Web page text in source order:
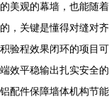
的美观的幕墙，也能随
的，关键是懂得对缝对
积验程效果闭环的项目
端效平稳输出扎实安全
铝配件保障墙体机构节